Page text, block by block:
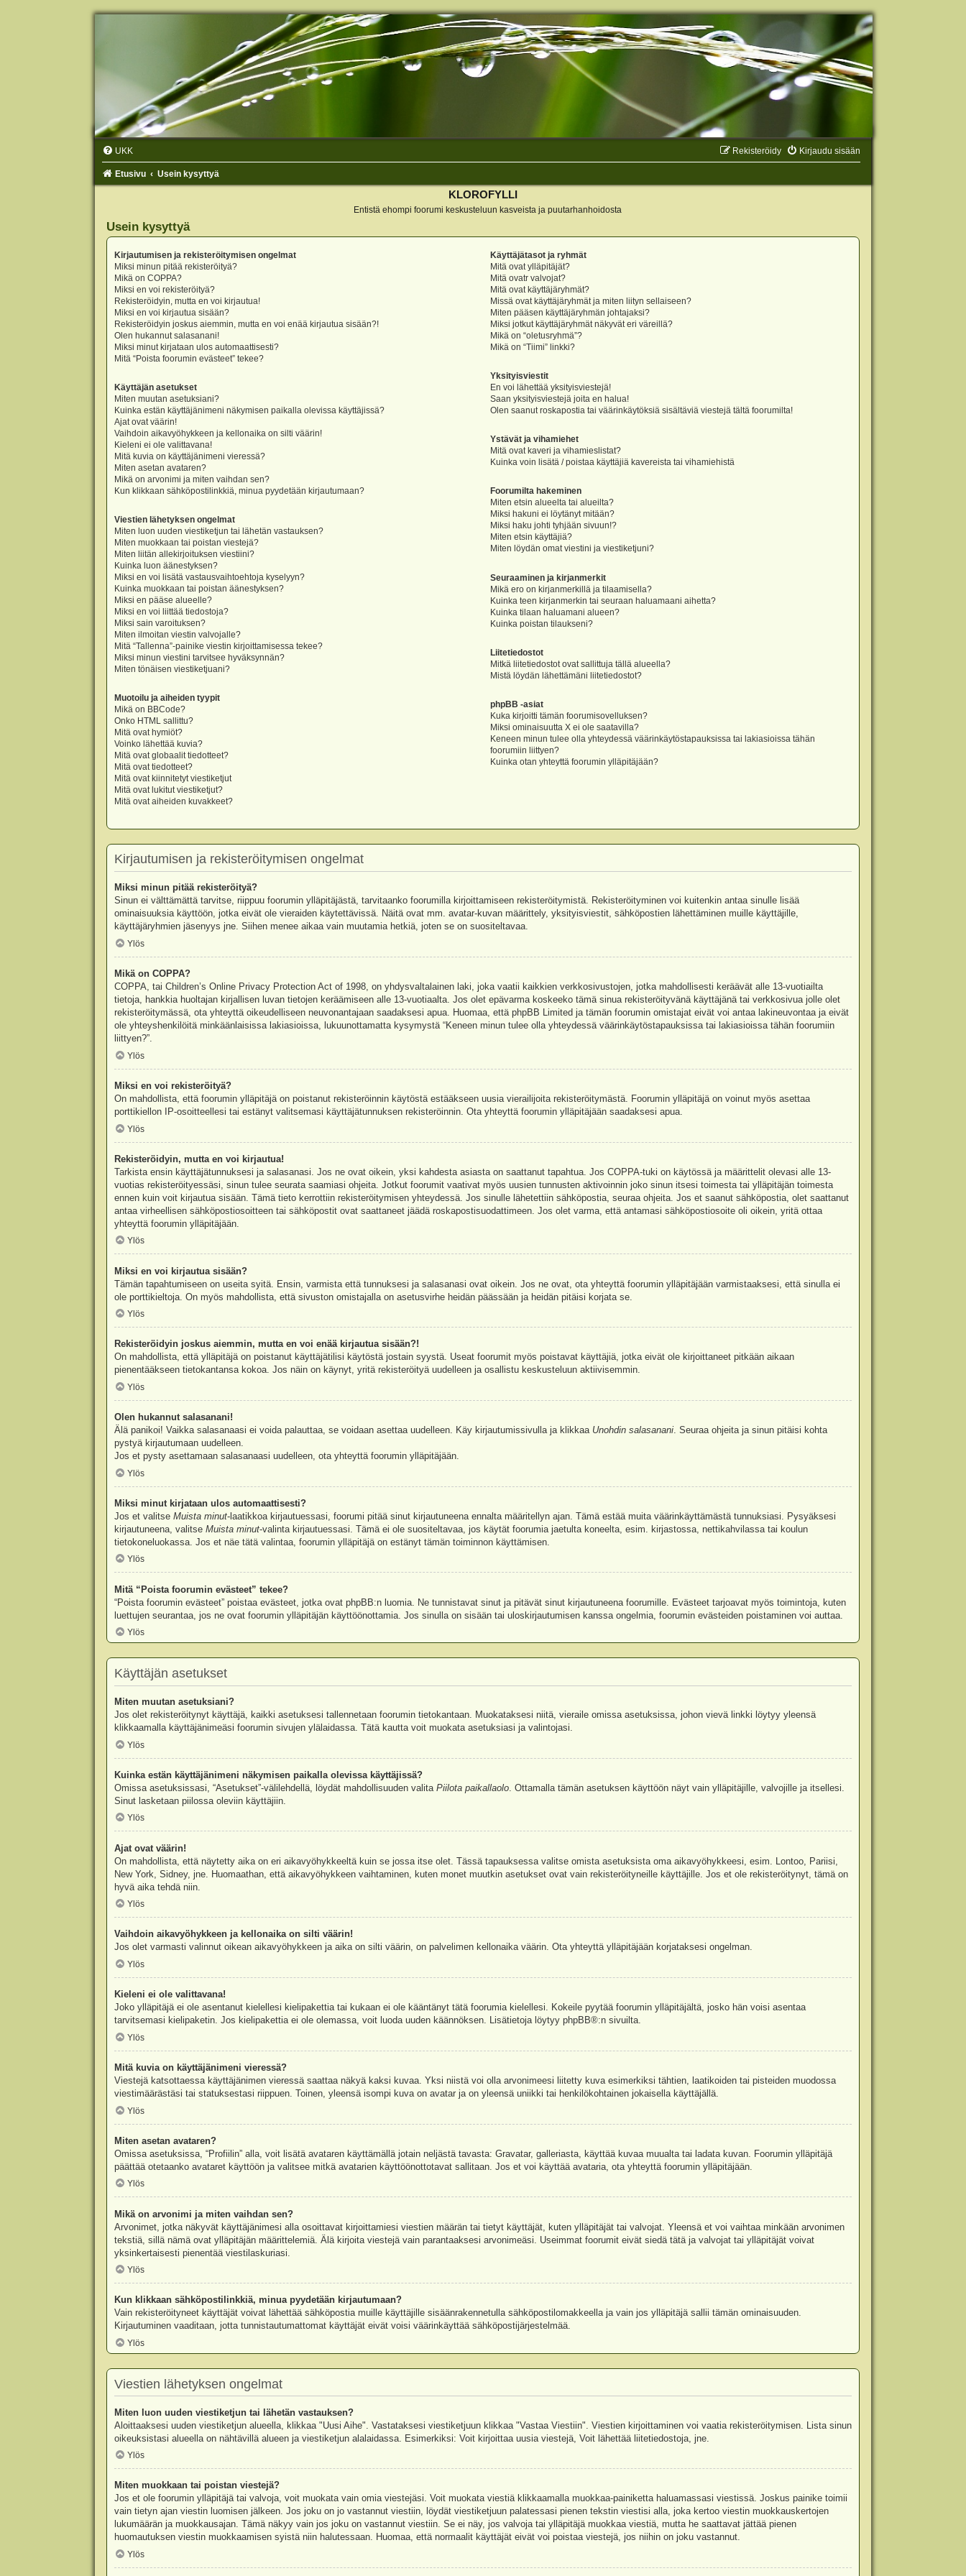
UKK Kirjaudu sisään
Rekisteröidy
Etusivu Usein kysyttyä
KLOROFYLLI
Entistä ehompi foorumi keskusteluun kasveista ja puutarhanhoidosta
Usein kysyttyä
Kirjautumisen ja rekisteröitymisen ongelmat
Miksi minun pitää rekisteröityä?
Mikä on COPPA?
Miksi en voi rekisteröityä?
Rekisteröidyin, mutta en voi kirjautua!
Miksi en voi kirjautua sisään?
Rekisteröidyin joskus aiemmin, mutta en voi enää kirjautua sisään?!
Olen hukannut salasanani!
Miksi minut kirjataan ulos automaattisesti?
Mitä “Poista foorumin evästeet” tekee?
Käyttäjän asetukset
Miten muutan asetuksiani?
Kuinka estän käyttäjänimeni näkymisen paikalla olevissa käyttäjissä?
Ajat ovat väärin!
Vaihdoin aikavyöhykkeen ja kellonaika on silti väärin!
Kieleni ei ole valittavana!
Mitä kuvia on käyttäjänimeni vieressä?
Miten asetan avataren?
Mikä on arvonimi ja miten vaihdan sen?
Kun klikkaan sähköpostilinkkiä, minua pyydetään kirjautumaan?
Viestien lähetyksen ongelmat
Miten luon uuden viestiketjun tai lähetän vastauksen?
Miten muokkaan tai poistan viestejä?
Miten liitän allekirjoituksen viestiini?
Kuinka luon äänestyksen?
Miksi en voi lisätä vastausvaihtoehtoja kyselyyn?
Kuinka muokkaan tai poistan äänestyksen?
Miksi en pääse alueelle?
Miksi en voi liittää tiedostoja?
Miksi sain varoituksen?
Miten ilmoitan viestin valvojalle?
Mitä “Tallenna”-painike viestin kirjoittamisessa tekee?
Miksi minun viestini tarvitsee hyväksynnän?
Miten tönäisen viestiketjuani?
Muotoilu ja aiheiden tyypit
Mikä on BBCode?
Onko HTML sallittu?
Mitä ovat hymiöt?
Voinko lähettää kuvia?
Mitä ovat globaalit tiedotteet?
Mitä ovat tiedotteet?
Mitä ovat kiinnitetyt viestiketjut
Mitä ovat lukitut viestiketjut?
Mitä ovat aiheiden kuvakkeet?
Käyttäjätasot ja ryhmät
Mitä ovat ylläpitäjät?
Mitä ovatr valvojat?
Mitä ovat käyttäjäryhmät?
Missä ovat käyttäjäryhmät ja miten liityn sellaiseen?
Miten pääsen käyttäjäryhmän johtajaksi?
Miksi jotkut käyttäjäryhmät näkyvät eri väreillä?
Mikä on “oletusryhmä”?
Mikä on “Tiimi” linkki?
Yksityisviestit
En voi lähettää yksityisviestejä!
Saan yksityisviestejä joita en halua!
Olen saanut roskapostia tai väärinkäytöksiä sisältäviä viestejä tältä foorumilta!
Ystävät ja vihamiehet
Mitä ovat kaveri ja vihamieslistat?
Kuinka voin lisätä / poistaa käyttäjiä kavereista tai vihamiehistä
Foorumilta hakeminen
Miten etsin alueelta tai alueilta?
Miksi hakuni ei löytänyt mitään?
Miksi haku johti tyhjään sivuun!?
Miten etsin käyttäjiä?
Miten löydän omat viestini ja viestiketjuni?
Seuraaminen ja kirjanmerkit
Mikä ero on kirjanmerkillä ja tilaamisella?
Kuinka teen kirjanmerkin tai seuraan haluamaani aihetta?
Kuinka tilaan haluamani alueen?
Kuinka poistan tilaukseni?
Liitetiedostot
Mitkä liitetiedostot ovat sallittuja tällä alueella?
Mistä löydän lähettämäni liitetiedostot?
phpBB -asiat
Kuka kirjoitti tämän foorumisovelluksen?
Miksi ominaisuutta X ei ole saatavilla?
Keneen minun tulee olla yhteydessä väärinkäytöstapauksissa tai lakiasioissa tähän
foorumiin liittyen?
Kuinka otan yhteyttä foorumin ylläpitäjään?
Kirjautumisen ja rekisteröitymisen ongelmat
Miksi minun pitää rekisteröityä?
Sinun ei välttämättä tarvitse, riippuu foorumin ylläpitäjästä, tarvitaanko foorumilla kirjoittamiseen rekisteröitymistä. Rekisteröityminen voi kuitenkin antaa sinulle lisää
ominaisuuksia käyttöön, jotka eivät ole vieraiden käytettävissä. Näitä ovat mm. avatar-kuvan määrittely, yksityisviestit, sähköpostien lähettäminen muille käyttäjille,
käyttäjäryhmien jäsenyys jne. Siihen menee aikaa vain muutamia hetkiä, joten se on suositeltavaa.
Ylös
Mikä on COPPA?
COPPA, tai Children’s Online Privacy Protection Act of 1998, on yhdysvaltalainen laki, joka vaatii kaikkien verkkosivustojen, jotka mahdollisesti keräävät alle 13-vuotiailta
tietoja, hankkia huoltajan kirjallisen luvan tietojen keräämiseen alle 13-vuotiaalta. Jos olet epävarma koskeeko tämä sinua rekisteröityvänä käyttäjänä tai verkkosivua jolle olet
rekisteröitymässä, ota yhteyttä oikeudelliseen neuvonantajaan saadaksesi apua. Huomaa, että phpBB Limited ja tämän foorumin omistajat eivät voi antaa lakineuvontaa ja eivät
ole yhteyshenkilöitä minkäänlaisissa lakiasioissa, lukuunottamatta kysymystä “Keneen minun tulee olla yhteydessä väärinkäytöstapauksissa tai lakiasioissa tähän foorumiin
liittyen?”.
Ylös
Miksi en voi rekisteröityä?
On mahdollista, että foorumin ylläpitäjä on poistanut rekisteröinnin käytöstä estääkseen uusia vierailijoita rekisteröitymästä. Foorumin ylläpitäjä on voinut myös asettaa
porttikiellon IP-osoitteellesi tai estänyt valitsemasi käyttäjätunnuksen rekisteröinnin. Ota yhteyttä foorumin ylläpitäjään saadaksesi apua.
Ylös
Rekisteröidyin, mutta en voi kirjautua!
Tarkista ensin käyttäjätunnuksesi ja salasanasi. Jos ne ovat oikein, yksi kahdesta asiasta on saattanut tapahtua. Jos COPPA-tuki on käytössä ja määrittelit olevasi alle 13-
vuotias rekisteröityessäsi, sinun tulee seurata saamiasi ohjeita. Jotkut foorumit vaativat myös uusien tunnusten aktivoinnin joko sinun itsesi toimesta tai ylläpitäjän toimesta
ennen kuin voit kirjautua sisään. Tämä tieto kerrottiin rekisteröitymisen yhteydessä. Jos sinulle lähetettiin sähköpostia, seuraa ohjeita. Jos et saanut sähköpostia, olet saattanut
antaa virheellisen sähköpostiosoitteen tai sähköpostit ovat saattaneet jäädä roskapostisuodattimeen. Jos olet varma, että antamasi sähköpostiosoite oli oikein, yritä ottaa
yhteyttä foorumin ylläpitäjään.
Ylös
Miksi en voi kirjautua sisään?
Tämän tapahtumiseen on useita syitä. Ensin, varmista että tunnuksesi ja salasanasi ovat oikein. Jos ne ovat, ota yhteyttä foorumin ylläpitäjään varmistaaksesi, että sinulla ei
ole porttikieltoja. On myös mahdollista, että sivuston omistajalla on asetusvirhe heidän päässään ja heidän pitäisi korjata se.
Ylös
Rekisteröidyin joskus aiemmin, mutta en voi enää kirjautua sisään?!
On mahdollista, että ylläpitäjä on poistanut käyttäjätilisi käytöstä jostain syystä. Useat foorumit myös poistavat käyttäjiä, jotka eivät ole kirjoittaneet pitkään aikaan
pienentääkseen tietokantansa kokoa. Jos näin on käynyt, yritä rekisteröityä uudelleen ja osallistu keskusteluun aktiivisemmin.
Ylös
Olen hukannut salasanani!
Älä panikoi! Vaikka salasanaasi ei voida palauttaa, se voidaan asettaa uudelleen. Käy kirjautumissivulla ja klikkaa Unohdin salasanani. Seuraa ohjeita ja sinun pitäisi kohta
pystyä kirjautumaan uudelleen.
Jos et pysty asettamaan salasanaasi uudelleen, ota yhteyttä foorumin ylläpitäjään.
Ylös
Miksi minut kirjataan ulos automaattisesti?
Jos et valitse Muista minut-laatikkoa kirjautuessasi, foorumi pitää sinut kirjautuneena ennalta määritellyn ajan. Tämä estää muita väärinkäyttämästä tunnuksiasi. Pysyäksesi
kirjautuneena, valitse Muista minut-valinta kirjautuessasi. Tämä ei ole suositeltavaa, jos käytät foorumia jaetulta koneelta, esim. kirjastossa, nettikahvilassa tai koulun
tietokoneluokassa. Jos et näe tätä valintaa, foorumin ylläpitäjä on estänyt tämän toiminnon käyttämisen.
Ylös
Mitä “Poista foorumin evästeet” tekee?
“Poista foorumin evästeet” poistaa evästeet, jotka ovat phpBB:n luomia. Ne tunnistavat sinut ja pitävät sinut kirjautuneena foorumille. Evästeet tarjoavat myös toimintoja, kuten
luettujen seurantaa, jos ne ovat foorumin ylläpitäjän käyttöönottamia. Jos sinulla on sisään tai uloskirjautumisen kanssa ongelmia, foorumin evästeiden poistaminen voi auttaa.
Ylös
Käyttäjän asetukset
Miten muutan asetuksiani?
Jos olet rekisteröitynyt käyttäjä, kaikki asetuksesi tallennetaan foorumin tietokantaan. Muokataksesi niitä, vieraile omissa asetuksissa, johon vievä linkki löytyy yleensä
klikkaamalla käyttäjänimeäsi foorumin sivujen ylälaidassa. Tätä kautta voit muokata asetuksiasi ja valintojasi.
Ylös
Kuinka estän käyttäjänimeni näkymisen paikalla olevissa käyttäjissä?
Omissa asetuksissasi, “Asetukset”-välilehdellä, löydät mahdollisuuden valita Piilota paikallaolo. Ottamalla tämän asetuksen käyttöön näyt vain ylläpitäjille, valvojille ja itsellesi.
Sinut lasketaan piilossa oleviin käyttäjiin.
Ylös
Ajat ovat väärin!
On mahdollista, että näytetty aika on eri aikavyöhykkeeltä kuin se jossa itse olet. Tässä tapauksessa valitse omista asetuksista oma aikavyöhykkeesi, esim. Lontoo, Pariisi,
New York, Sidney, jne. Huomaathan, että aikavyöhykkeen vaihtaminen, kuten monet muutkin asetukset ovat vain rekisteröityneille käyttäjille. Jos et ole rekisteröitynyt, tämä on
hyvä aika tehdä niin.
Ylös
Vaihdoin aikavyöhykkeen ja kellonaika on silti väärin!
Jos olet varmasti valinnut oikean aikavyöhykkeen ja aika on silti väärin, on palvelimen kellonaika väärin. Ota yhteyttä ylläpitäjään korjataksesi ongelman.
Ylös
Kieleni ei ole valittavana!
Joko ylläpitäjä ei ole asentanut kielellesi kielipakettia tai kukaan ei ole kääntänyt tätä foorumia kielellesi. Kokeile pyytää foorumin ylläpitäjältä, josko hän voisi asentaa
tarvitsemasi kielipaketin. Jos kielipakettia ei ole olemassa, voit luoda uuden käännöksen. Lisätietoja löytyy phpBB®:n sivuilta.
Ylös
Mitä kuvia on käyttäjänimeni vieressä?
Viestejä katsottaessa käyttäjänimen vieressä saattaa näkyä kaksi kuvaa. Yksi niistä voi olla arvonimeesi liitetty kuva esimerkiksi tähtien, laatikoiden tai pisteiden muodossa
viestimäärästäsi tai statuksestasi riippuen. Toinen, yleensä isompi kuva on avatar ja on yleensä uniikki tai henkilökohtainen jokaisella käyttäjällä.
Ylös
Miten asetan avataren?
Omissa asetuksissa, “Profiilin” alla, voit lisätä avataren käyttämällä jotain neljästä tavasta: Gravatar, galleriasta, käyttää kuvaa muualta tai ladata kuvan. Foorumin ylläpitäjä
päättää otetaanko avataret käyttöön ja valitsee mitkä avatarien käyttöönottotavat sallitaan. Jos et voi käyttää avataria, ota yhteyttä foorumin ylläpitäjään.
Ylös
Mikä on arvonimi ja miten vaihdan sen?
Arvonimet, jotka näkyvät käyttäjänimesi alla osoittavat kirjoittamiesi viestien määrän tai tietyt käyttäjät, kuten ylläpitäjät tai valvojat. Yleensä et voi vaihtaa minkään arvonimen
tekstiä, sillä nämä ovat ylläpitäjän määrittelemiä. Älä kirjoita viestejä vain parantaaksesi arvonimeäsi. Useimmat foorumit eivät siedä tätä ja valvojat tai ylläpitäjät voivat
yksinkertaisesti pienentää viestilaskuriasi.
Ylös
Kun klikkaan sähköpostilinkkiä, minua pyydetään kirjautumaan?
Vain rekisteröityneet käyttäjät voivat lähettää sähköpostia muille käyttäjille sisäänrakennetulla sähköpostilomakkeella ja vain jos ylläpitäjä sallii tämän ominaisuuden.
Kirjautuminen vaaditaan, jotta tunnistautumattomat käyttäjät eivät voisi väärinkäyttää sähköpostijärjestelmää.
Ylös
Viestien lähetyksen ongelmat
Miten luon uuden viestiketjun tai lähetän vastauksen?
Aloittaaksesi uuden viestiketjun alueella, klikkaa "Uusi Aihe". Vastataksesi viestiketjuun klikkaa "Vastaa Viestiin". Viestien kirjoittaminen voi vaatia rekisteröitymisen. Lista sinun
oikeuksistasi alueella on nähtävillä alueen ja viestiketjun alalaidassa. Esimerkiksi: Voit kirjoittaa uusia viestejä, Voit lähettää liitetiedostoja, jne.
Ylös
Miten muokkaan tai poistan viestejä?
Jos et ole foorumin ylläpitäjä tai valvoja, voit muokata vain omia viestejäsi. Voit muokata viestiä klikkaamalla muokkaa-painiketta haluamassasi viestissä. Joskus painike toimii
vain tietyn ajan viestin luomisen jälkeen. Jos joku on jo vastannut viestiin, löydät viestiketjuun palatessasi pienen tekstin viestisi alla, joka kertoo viestin muokkauskertojen
lukumäärän ja muokkausajan. Tämä näkyy vain jos joku on vastannut viestiin. Se ei näy, jos valvoja tai ylläpitäjä muokkaa viestiä, mutta he saattavat jättää pienen
huomautuksen viestin muokkaamisen syistä niin halutessaan. Huomaa, että normaalit käyttäjät eivät voi poistaa viestejä, jos niihin on joku vastannut.
Ylös